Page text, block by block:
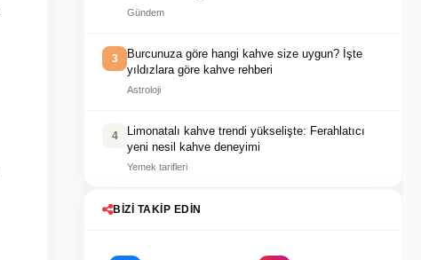
Gündem
3
Burcunuza göre hangi kahve size uygun? İşte
yıldızlara göre kahve rehberi
Astroloji
4
Limonatalı kahve trendi yükselişte: Ferahlatıcı
yeni nesil kahve deneyimi
Yemek tarifleri
BIZI TAKIP EDIN